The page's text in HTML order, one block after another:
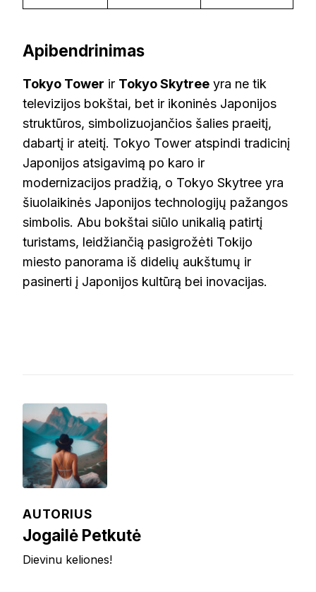
Apibendrinimas
Tokyo Tower ir Tokyo Skytree yra ne tik
televizijos bokštai, bet ir ikoninės Japonijos
struktūros, simbolizuojančios šalies praeitį,
dabartį ir ateitį. Tokyo Tower atspindi tradicinį
Japonijos atsigavimą po karo ir
modernizacijos pradžią, o Tokyo Skytree yra
šiuolaikinės Japonijos technologijų pažangos
simbolis. Abu bokštai siūlo unikalią patirtį
turistams, leidžiančią pasigrožėti Tokijo
miesto panorama iš didelių aukštumų ir
pasinerti į Japonijos kultūrą bei inovacijas.
AUTORIUS
Jogailė Petkutė
Dievinu keliones!